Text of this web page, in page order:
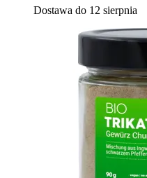
Dostawa do 12 sierpnia